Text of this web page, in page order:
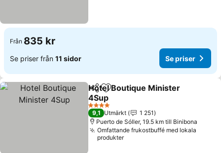
Från 835 kr
Se priser från 11 sidor Se priser
Dela Lägg till i Mina Favoriter
Hotel Boutique Minister
4Sup
Se priser
4 Stjärnor
9,1 Utmärkt
1 251
Puerto de Sóller, 19.5 km till Binibona
Omfattande frukostbuffé med lokala
produkter